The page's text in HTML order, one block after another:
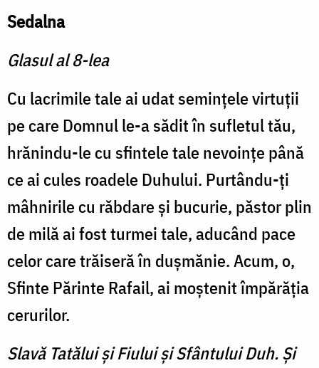
Sedalna
Glasul al 8-lea
Cu lacrimile tale ai udat semințele virtuții
pe care Domnul le-a sădit în sufletul tău,
hrănindu-le cu sfintele tale nevoințe până
ce ai cules roadele Duhului. Purtându-ți
mâhnirile cu răbdare și bucurie, păstor plin
de milă ai fost turmei tale, aducând pace
celor care trăiseră în dușmănie. Acum, o,
Sfinte Părinte Rafail, ai moștenit împărăția
cerurilor.
Slavă Tatălui şi Fiului şi Sfântului Duh. Şi